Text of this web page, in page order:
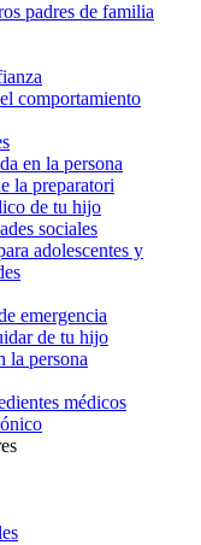
padres de familia
comportamiento
en la persona
la preparatori
de tu hijo
sociales
adolescentes y
emergencia
de tu hijo
la persona
médicos